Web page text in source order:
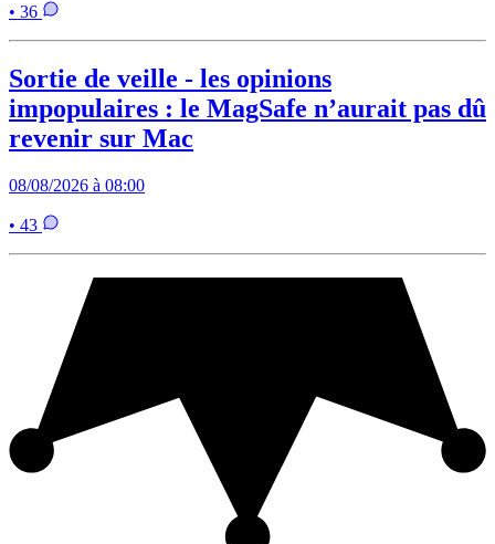
• 36
Sortie de veille - les opinions
impopulaires : le MagSafe n’aurait pas dû
revenir sur Mac
08/08/2026 à 08:00
• 43